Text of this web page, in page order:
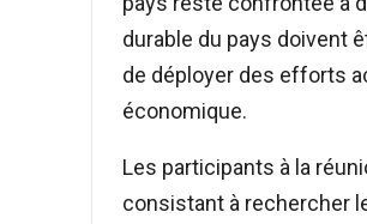
durable du pays doivent
de déployer des efforts
économique.
Les participants à la
consistant à rechercher